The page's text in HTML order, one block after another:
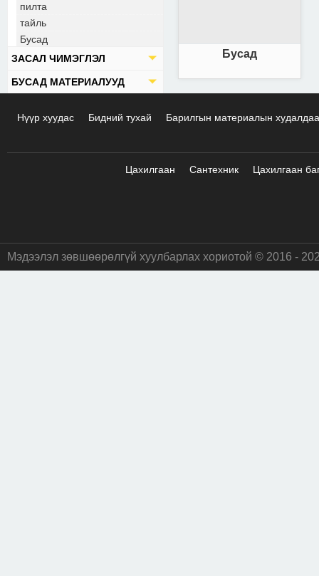
пилта
тайль
Бусад
ЗАСАЛ ЧИМЭГЛЭЛ
БУСАД МАТЕРИАЛУУД
Бусад
Нүүр хуудас Бидний тухай Барилгын материалын
Цахилгаан Сантехник Цахилгаан
Мэдээлэл зөвшөөрөлгүй хуулбарлах хориотой © 2016 -